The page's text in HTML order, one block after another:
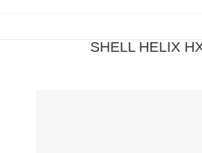
SHELL HELIX